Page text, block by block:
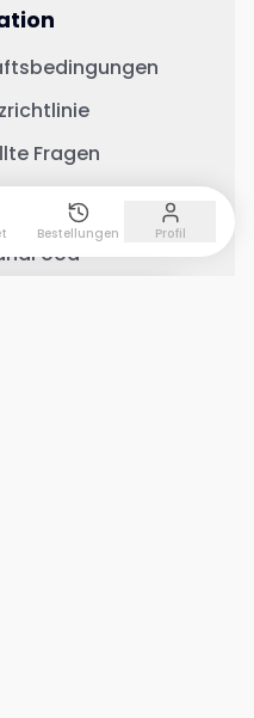
Fragen
Bestellungen Profil